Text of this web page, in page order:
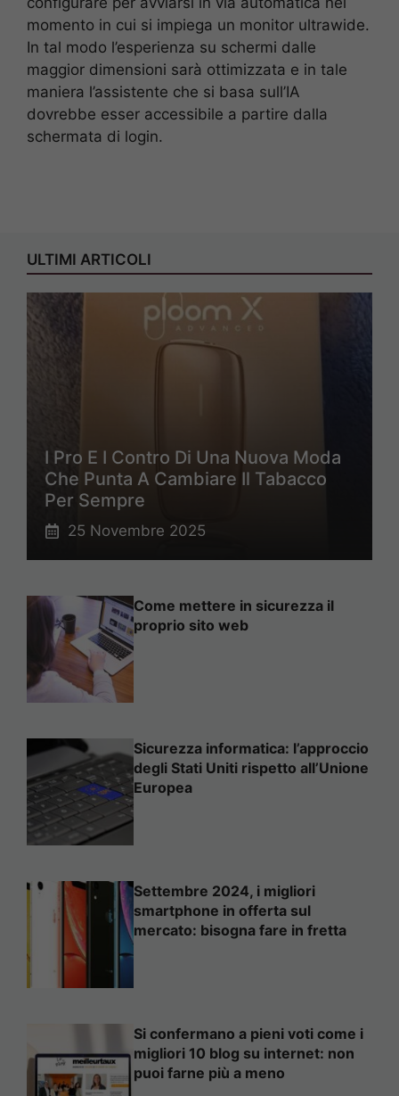
momento in cui si impiega un monitor ultrawide.
In tal modo l’esperienza su schermi dalle
maggior dimensioni sarà ottimizzata e in tale
maniera l’assistente che si basa sull’IA
dovrebbe esser accessibile a partire dalla
schermata di login.
ULTIMI ARTICOLI
I Pro E I Contro Di Una Nuova Moda
Che Punta A Cambiare Il Tabacco
Per Sempre
25 Novembre 2025
Come mettere in sicurezza il
proprio sito web
Sicurezza informatica: l’approccio
degli Stati Uniti rispetto all’Unione
Europea
Settembre 2024, i migliori
smartphone in offerta sul
mercato: bisogna fare in fretta
Si confermano a pieni voti come i
migliori 10 blog su internet: non
puoi farne più a meno